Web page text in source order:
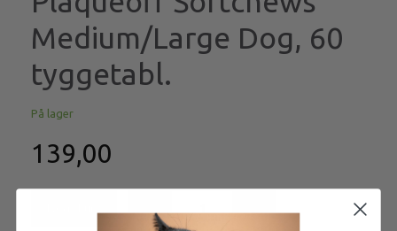
Medium/Large Dog, 60
tyggetabl.
På lager
139,00